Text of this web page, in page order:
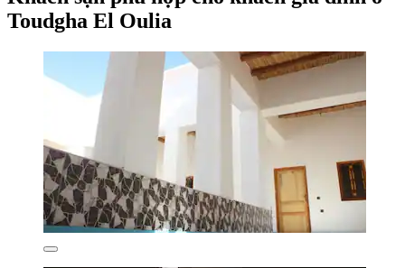
Toudgha El Oulia